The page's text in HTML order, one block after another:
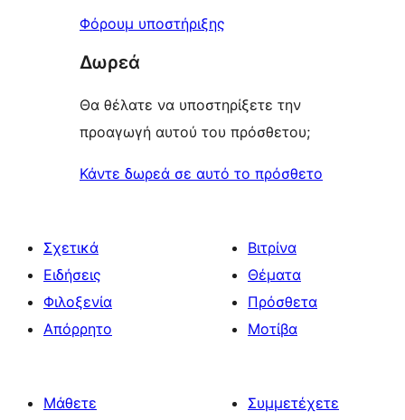
Φόρουμ υποστήριξης
Δωρεά
Θα θέλατε να υποστηρίξετε την
προαγωγή αυτού του πρόσθετου;
Κάντε δωρεά σε αυτό το πρόσθετο
Σχετικά
Ειδήσεις
Φιλοξενία
Απόρρητο
Βιτρίνα
Θέματα
Πρόσθετα
Μοτίβα
Μάθετε
Συμμετέχετε